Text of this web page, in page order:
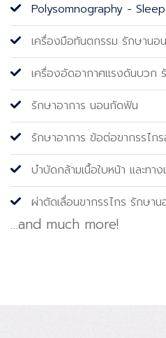
Polysomnography -
เครื่องมือทันตกรรม รักษานอ
เครื่องอัดอากาศแรงดันบวก
รักษาอาการ นอนกัดฟัน
รักษาอาการ ข้อต่อขากรรไก
บำบัดกล้ามเนื้อใบหน้า และทา
ผ่าตัดเลื่อนขากรรไกร รักษา
…and much more!